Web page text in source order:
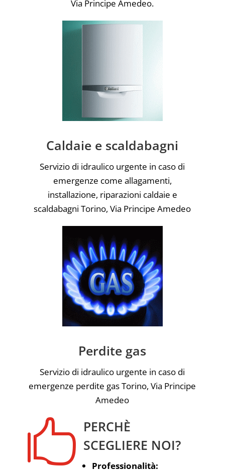
Via Principe Amedeo.
Caldaie e scaldabagni
Servizio di idraulico urgente in caso di
emergenze come allagamenti,
installazione, riparazioni caldaie e
scaldabagni Torino, Via Principe Amedeo
Perdite gas
Servizio di idraulico urgente in caso di
emergenze perdite gas Torino, Via Principe
Amedeo
 PERCHÈ
SCEGLIERE NOI?
Professionalità: